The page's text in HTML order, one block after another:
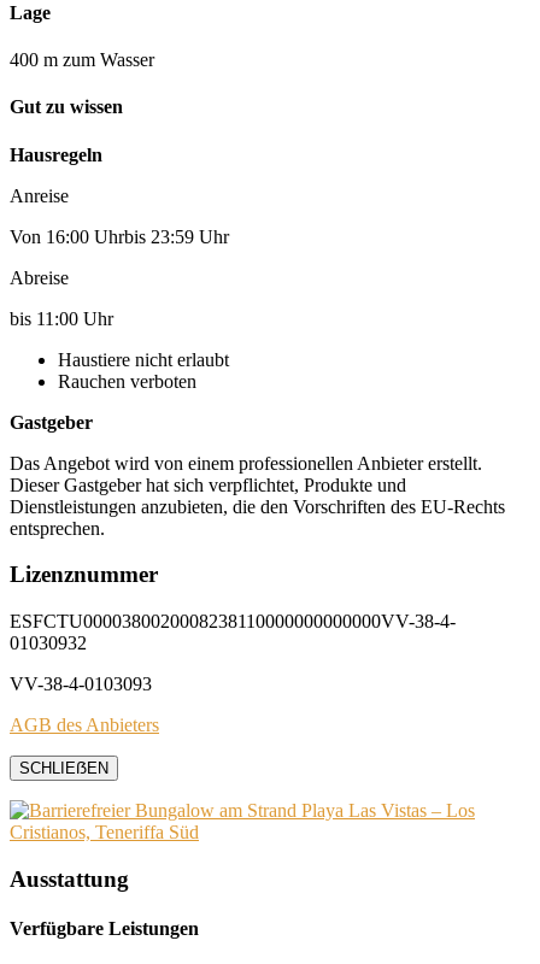
Lage
400 m zum Wasser
Gut zu wissen
Hausregeln
Anreise
Von 16:00 Uhrbis 23:59 Uhr
Abreise
bis 11:00 Uhr
Haustiere nicht erlaubt
Rauchen verboten
Gastgeber
Das Angebot wird von einem professionellen Anbieter erstellt.
Dieser Gastgeber hat sich verpflichtet, Produkte und
Dienstleistungen anzubieten, die den Vorschriften des EU-Rechts
entsprechen.
Lizenznummer
ESFCTU0000380020008238110000000000000VV-38-4-
01030932
VV-38-4-0103093
AGB des Anbieters
SCHLIEẞEN
Ausstattung
Verfügbare Leistungen